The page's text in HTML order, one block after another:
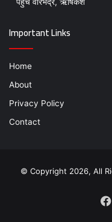
पहुंचे वीरभद्र, ऋषिकेश
Important Links
Home
About
Privacy Policy
Contact
© Copyright 2026, All